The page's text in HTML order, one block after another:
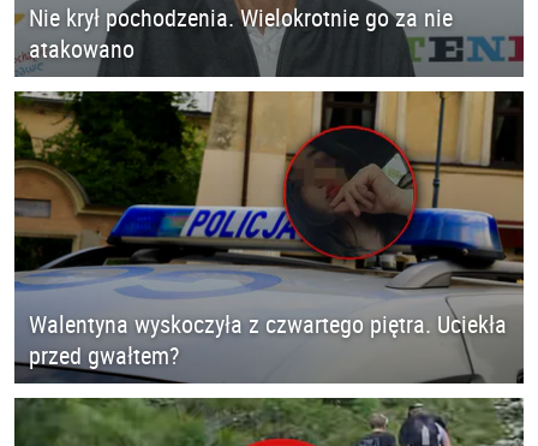
Nie krył pochodzenia. Wielokrotnie go za nie
atakowano
Walentyna wyskoczyła z czwartego piętra. Uciekła
przed gwałtem?